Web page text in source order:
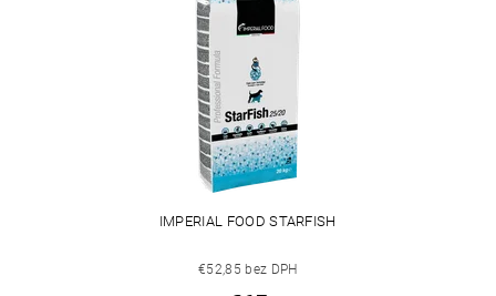
IMPERIAL FOOD STARFISH
€52,85 bez DPH